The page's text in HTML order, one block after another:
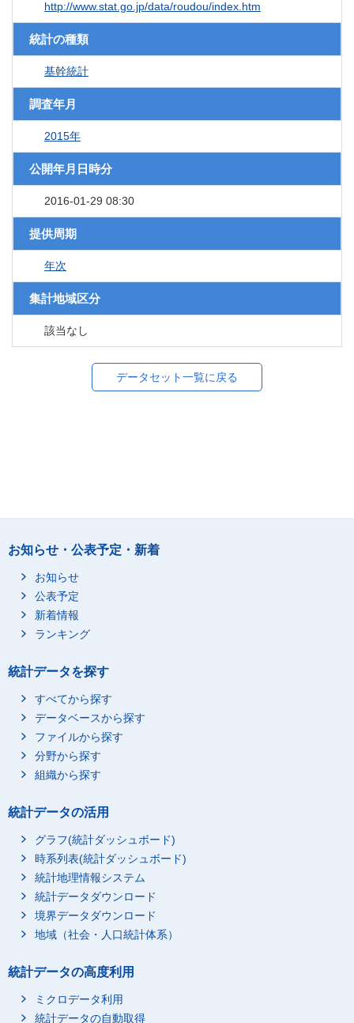
http://www.stat.go.jp/data/roudou/index.htm
統計の種類
基幹統計
調査年月
2015年
公開年月日時分
2016-01-29 08:30
提供周期
年次
集計地域区分
該当なし
データセット一覧に戻る
お知らせ・公表予定・新着
お知らせ
公表予定
新着情報
ランキング
統計データを探す
すべてから探す
データベースから探す
ファイルから探す
分野から探す
組織から探す
統計データの活用
グラフ(統計ダッシュボード)
時系列表(統計ダッシュボード)
統計地理情報システム
統計データダウンロード
境界データダウンロード
地域（社会・人口統計体系）
統計データの高度利用
ミクロデータ利用
統計データの自動取得